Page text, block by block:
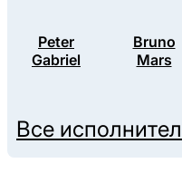
Peter
Gabriel
Bruno
Mars
Все